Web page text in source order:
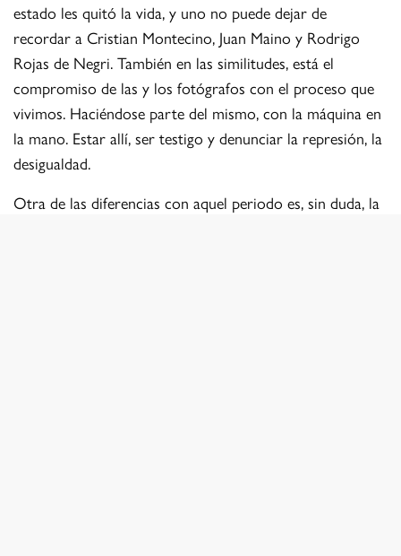
estado les quitó la vida, y uno no puede dejar de
recordar a Cristian Montecino, Juan Maino y Rodrigo
Rojas de Negri. También en las similitudes, está el
compromiso de las y los fotógrafos con el proceso que
vivimos. Haciéndose parte del mismo, con la máquina en
la mano. Estar allí, ser testigo y denunciar la represión, la
desigualdad.
Otra de las diferencias con aquel periodo es, sin duda, la